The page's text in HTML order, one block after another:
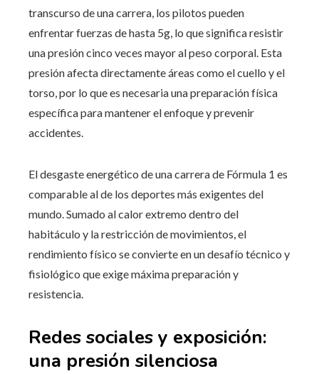
transcurso de una carrera, los pilotos pueden
enfrentar fuerzas de hasta 5g, lo que significa resistir
una presión cinco veces mayor al peso corporal. Esta
presión afecta directamente áreas como el cuello y el
torso, por lo que es necesaria una preparación física
específica para mantener el enfoque y prevenir
accidentes.
El desgaste energético de una carrera de Fórmula 1 es
comparable al de los deportes más exigentes del
mundo. Sumado al calor extremo dentro del
habitáculo y la restricción de movimientos, el
rendimiento físico se convierte en un desafío técnico y
fisiológico que exige máxima preparación y
resistencia.
Redes sociales y exposición:
una presión silenciosa